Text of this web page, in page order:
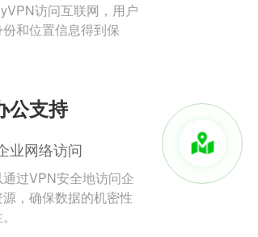
访问互联网，用户
和位置信息得到保
公支持
业网络访问
通过VPN安全地访问企
，确保数据的机密性